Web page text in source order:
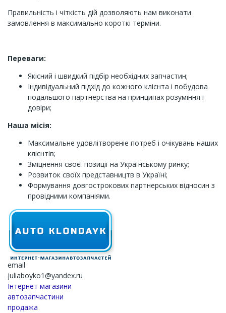
Правильність і чіткість дій дозволяють нам виконати
замовлення в максимально короткі терміни.
Переваги:
Якісний і швидкий підбір необхідних запчастин;
Індивідуальний підхід до кожного клієнта і побудова
подальшого партнерства на принципах розуміння і
довіри;
Наша місія:
Максимальне удовлітвореніе потреб і очікувань наших
клієнтів;
Зміцнення своєї позиції на Українському ринку;
Розвиток своїх представництв в Україні;
Формування довгострокових партнерських відносин з
провідними компаніями.
email
juliaboyko1@yandex.ru
Інтернет магазини
автозапчастини
продажа